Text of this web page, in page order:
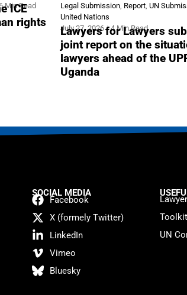
Min Read
ICE
rights
Legal Submission Report UN
United Nations
July 27, 2026
4 Min Read
Lawyers for Lawyers
joint report on the
lawyers ahead of the
Uganda
SOCIAL MEDIA
Facebook
X (formely Twitter)
LinkedIn
Vimeo
Bluesky
UN